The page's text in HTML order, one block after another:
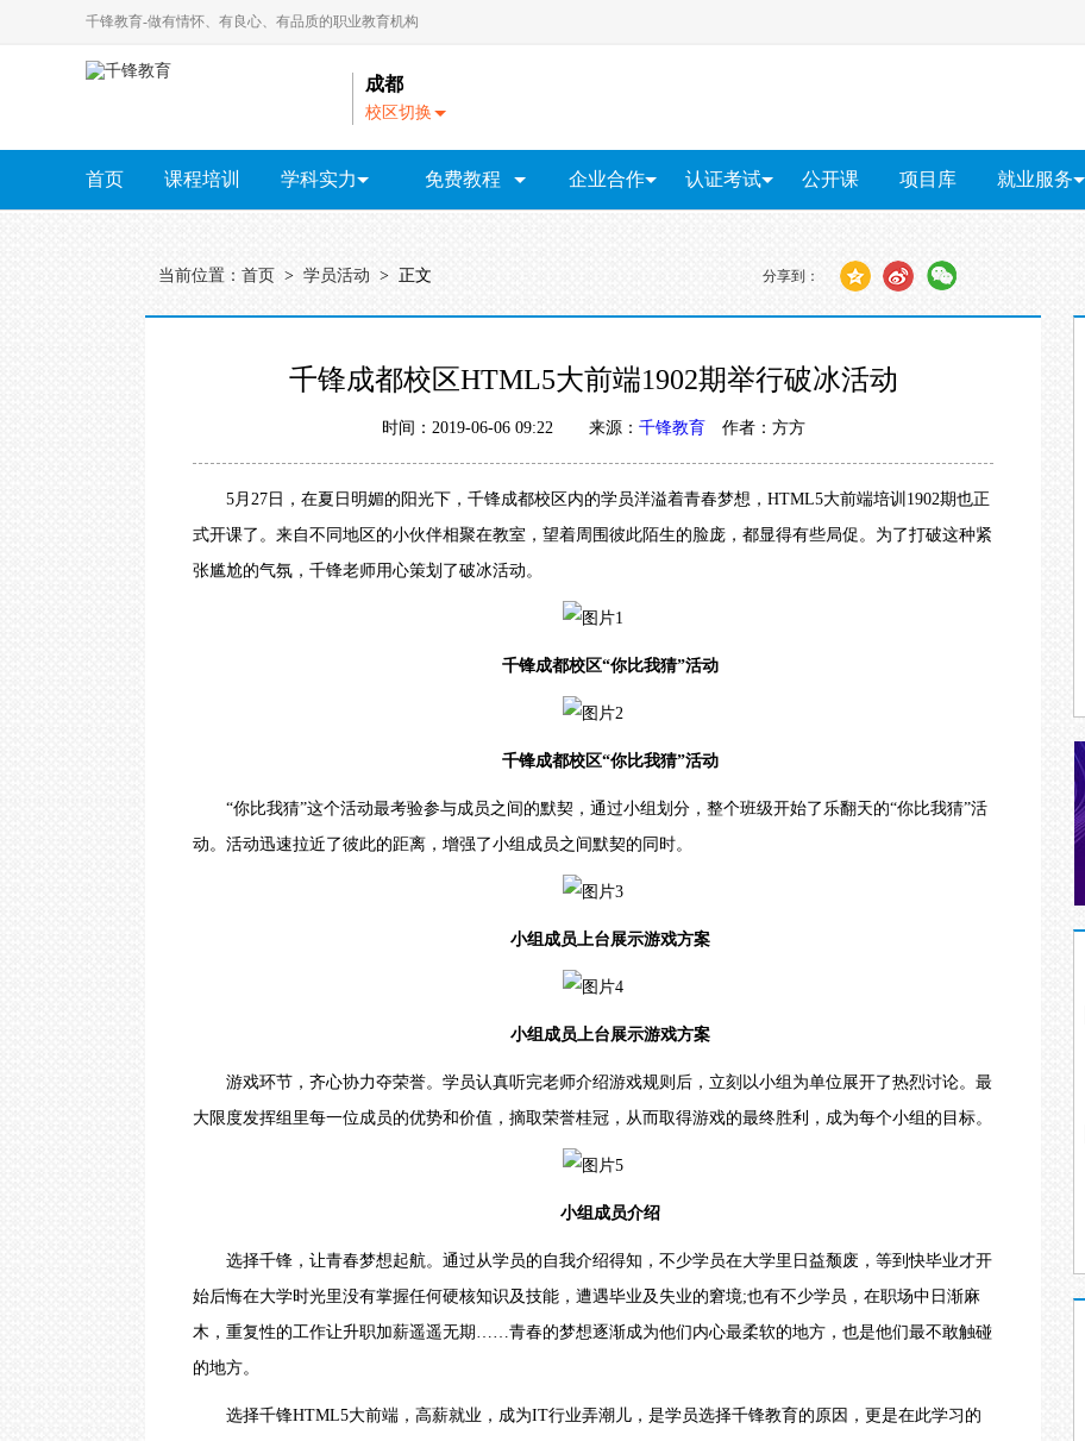
千锋教育-做有情怀、有良心、有品质的职业教育机构
成都
校区切换
A
北
大
｜
｜
成
都
杭
｜
长
｜
南
｜
｜
武
安
青
岛
｜
首页 课程培训 学科实力 免费教程
HTML5视频教程
UI视频教程
大数据视频教程
软件测试教程
PHP视频教程
云计算视频教程
Go语言视频教程
企业合作 认证考试 公开课 项目库 就业服务
当前位置： 首页 > 学员活动 > 正文 分享到：
千锋成都校区HTML5大前端1902期举行破冰活动
时间：2019-06-06 09:22 来源： 千锋教育 作者：方方
5月27日，在夏日明媚的阳光下， 千锋成都校区内的学员洋溢着青春梦想， HTML5大前端培训 1902期也正
式开课了。来自不同地区的小伙伴相聚在教室，望着周围彼此陌生的脸庞，都显得有些局促。为了打破这种紧
张尴尬的气氛， 千锋老师用心策划了破冰活动。
千锋成都校区“你比我猜”活动
千锋成都校区“你比我猜”活动
“你比我猜”这个活动最考验参与成员之间的默契，通过小组划分，整个班级开始了乐翻天的“你比我猜”活
动。活动迅速拉近了彼此的距离，增强了小组成员之间默契的同时。
小组成员上台展示游戏方案
小组成员上台展示游戏方案
游戏环节，齐心协力夺荣誉。学员认真听完老师介绍游戏规则后，立刻以小组为单位展开了热烈讨论。最
大限度发挥组里每一位成员的优势和价值，摘取荣誉桂冠，从而取得游戏的最终胜利，成为每个小组的目标。
小组成员介绍
选择千锋，让青春梦想起航。通过从学员的自我介绍得知，不少学员在大学里日益颓废，等到快毕业才开
始后悔在大学时光里没有掌握任何硬核知识及技能，遭遇毕业及失业的窘境;也有不少学员，在职场中日渐麻
木，重复性的工作让升职加薪遥遥无期……青春的梦想逐渐成为他们内心最柔软的地方，也是他们最不敢触碰
的地方。
选择千锋HTML5大前端，高薪就业，成为IT行业弄潮儿，是学员选择千锋教育的原因，更是在此学习的